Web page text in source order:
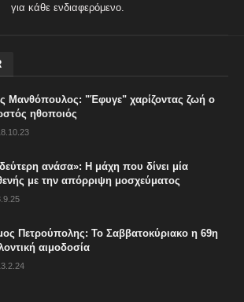
για κάθε ενδιαφερόμενο.
Μανθόπουλος: "Έφυγε" χαρίζοντας ζωή ο
ηθοποιός
ανάσα»: Η μάχη που δίνει μία
με την απόρριψη μοσχεύματος
Πετρούπολης: Το Σαββατοκύριακο η 69η
αιμοδοσία